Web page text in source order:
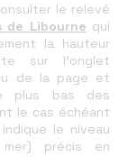
le relevé
de Libourne qui
la hauteur
sur l'onglet
de la page et
plus bas des
le cas échéant
le niveau
précis en